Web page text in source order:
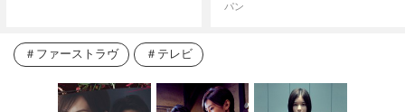
パン
ファーストラヴ テレビ